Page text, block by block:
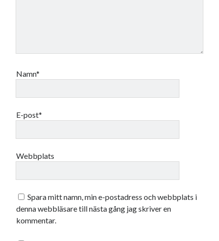
Namn*
E-post*
Webbplats
Spara mitt namn, min e-postadress och webbplats i
denna webbläsare till nästa gång jag skriver en
kommentar.